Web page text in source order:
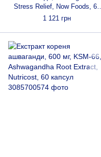
Stress Relief, Now Foods, 60
вегетаріанських капсул
1 121 грн